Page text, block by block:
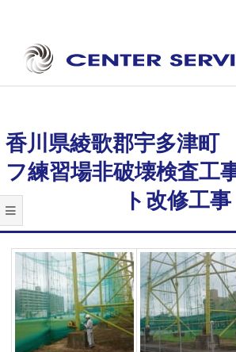
content
セ
タ
ー
サ
ー
ビ
ス
Menu
香川県綾歌郡宇多津
フ練習場非破壊検査工
ト改修工事